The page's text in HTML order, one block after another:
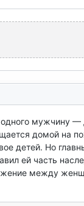
мужчину
домой на
детей. Но
ей часть
между